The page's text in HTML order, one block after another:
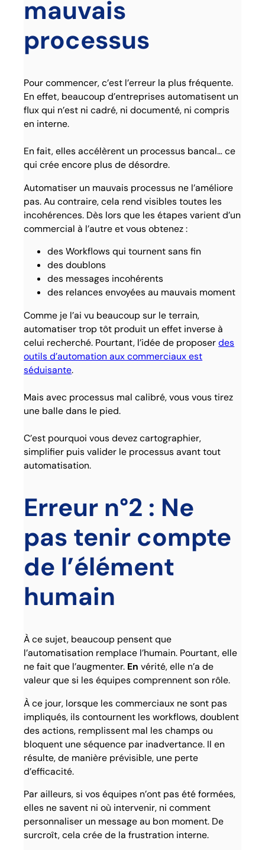
mauvais
processus
Pour commencer, c’est l’erreur la plus fréquente.
En effet, beaucoup d’entreprises automatisent un
flux qui n’est ni cadré, ni documenté, ni compris
en interne.
En fait, elles accélèrent un processus bancal… ce
qui crée encore plus de désordre.
Automatiser un mauvais processus ne l’améliore
pas. Au contraire, cela rend visibles toutes les
incohérences. Dès lors que les étapes varient d’un
commercial à l’autre et vous obtenez :
des Workflows qui tournent sans fin
des doublons
des messages incohérents
des relances envoyées au mauvais moment
Comme je l’ai vu beaucoup sur le terrain,
automatiser trop tôt produit un effet inverse à
celui recherché. Pourtant, l’idée de proposerdes
outils d’automation aux commerciaux est
séduisante.
Mais avec processus mal calibré, vous vous tirez
une balle dans le pied.
C’est pourquoi vous devez cartographier,
simplifier puis valider le processus avant tout
automatisation.
Erreur n°2 : Ne
pas tenir compte
de l’élément
humain
À ce sujet, beaucoup pensent que
l’automatisation remplace l’humain. Pourtant, elle
ne fait que l’augmenter. Envérité, elle n’a de
valeur que si les équipes comprennent son rôle.
À ce jour, lorsque les commerciaux ne sont pas
impliqués, ils contournent les workflows, doublent
des actions, remplissent mal les champs ou
bloquent une séquence par inadvertance. Il en
résulte, de manière prévisible, une perte
d’efficacité.
Par ailleurs, si vos équipes n’ont pas été formées,
elles ne savent ni où intervenir, ni comment
personnaliser un message au bon moment. De
surcroît, cela crée de la frustration interne.